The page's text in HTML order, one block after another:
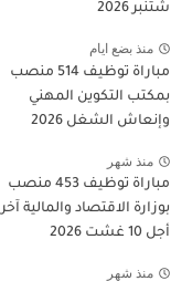
شتنبر 2026
منذ بضع ايام
مباراة توظيف 514 منصب
بمكتب التكوين المهني
وإنعاش الشغل 2026
منذ شهر
مباراة توظيف 453 منصب
بوزارة الاقتصاد والمالية آخر
أجل 10 غشت 2026
منذ شهر